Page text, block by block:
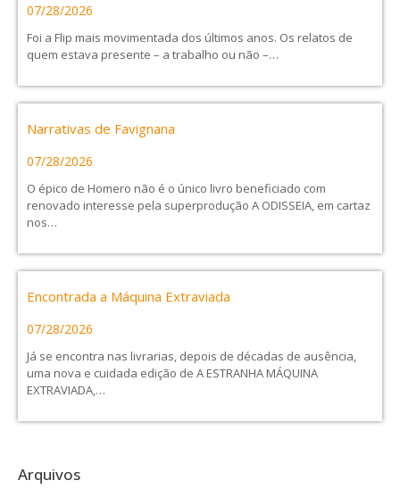
07/28/2026
Foi a Flip mais movimentada dos últimos anos. Os relatos de
quem estava presente – a trabalho ou não –…
Narrativas de Favignana
07/28/2026
O épico de Homero não é o único livro beneficiado com
renovado interesse pela superprodução A ODISSEIA, em cartaz
nos…
Encontrada a Máquina Extraviada
07/28/2026
Já se encontra nas livrarias, depois de décadas de ausência,
uma nova e cuidada edição de A ESTRANHA MÁQUINA
EXTRAVIADA,…
Arquivos